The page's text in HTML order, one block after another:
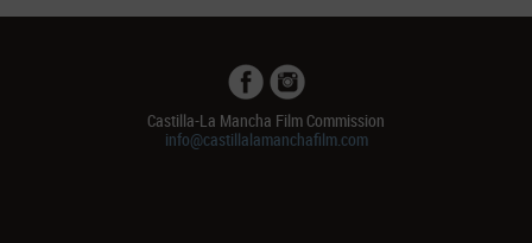
Castilla-La Mancha Film Commission
info@castillalamanchafilm.com